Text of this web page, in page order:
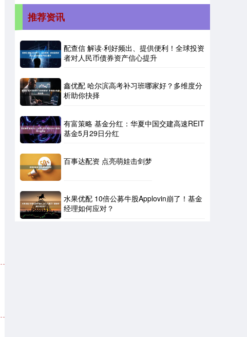
推荐资讯
配查信 解读·利好频出、提供便利！全球投资
者对人民币债券资产信心提升
鑫优配 哈尔滨高考补习班哪家好？多维度分
析助你抉择
有富策略 基金分红：华夏中国交建高速REIT
基金5月29日分红
百事达配资 点亮萌娃击剑梦
水果优配 10倍公募牛股Applovin崩了！基金
经理如何应对？